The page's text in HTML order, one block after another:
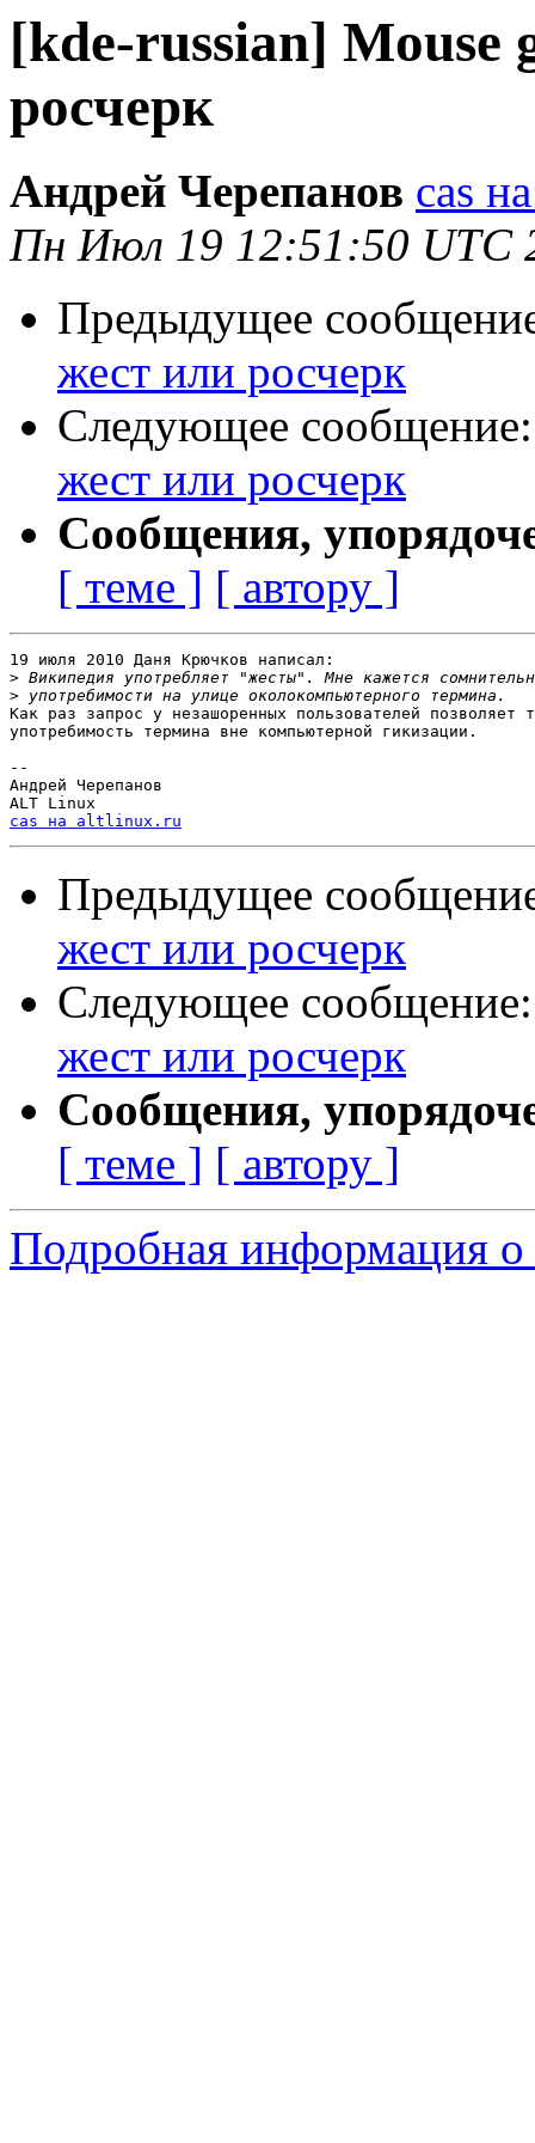
[kde-russian] Mouse
росчерк
Андрей Черепанов cas
Пн Июл 19 12:51:50 UTC
Предыдущее
жест или росчерк
Следующее
жест или росчерк
Сообщения,
[ теме ] [ автору ]
19 июля 2010 Даня Крючков написал:
>
>
Как раз запрос у незашоренных пользователей позволяет
употребимость термина вне компьютерной гикизации.
--
Андрей Черепанов
cas на altlinux.ru
Предыдущее
жест или росчерк
Следующее
жест или росчерк
Сообщения,
[ теме ] [ автору ]
Подробная информация о